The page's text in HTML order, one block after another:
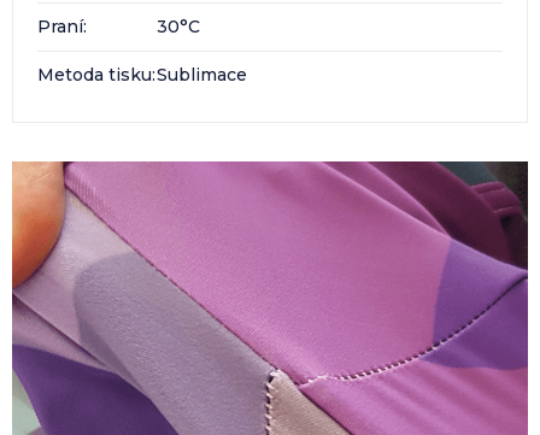
Praní: 30°C
Metoda tisku:Sublimace